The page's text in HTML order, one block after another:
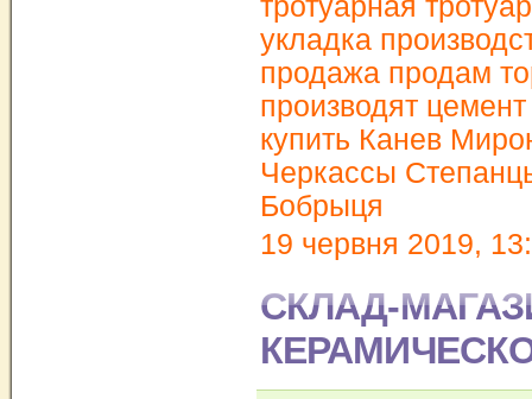
тротуарная тротуар
укладка
продажа продам
производят цемент
купить Канев
Черкассы
Бобрыця
19 червня 2019,
СКЛАД-